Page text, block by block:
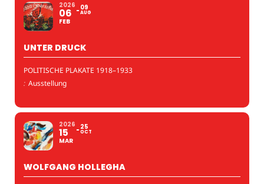
2026
06
FEB
09
AUG
UNTER DRUCK
POLITISCHE PLAKATE 1918–1933
: Ausstellung
2026
15
MAR
25
OCT
WOLFGANG HOLLEGHA